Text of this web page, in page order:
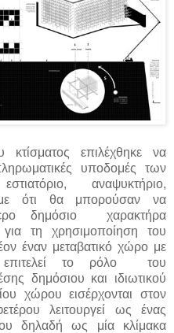
κτίσματος επιλέχθηκε να
υποδομές των
αναψυκτήριο,
ότι θα μπορούσαν να
δημόσιο χαρακτήρα
τη χρησιμοποίηση του
έναν μεταβατικό χώρο με
το ρόλο του
δημόσιου και ιδιωτικού
χώρου εισέρχονται στον
λειτουργεί ως ένας
δηλαδή ως μία κλίμακα